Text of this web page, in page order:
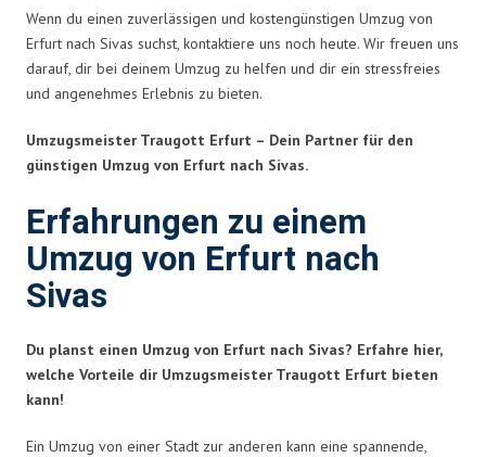
Wenn du einen zuverlässigen und kostengünstigen Umzug von
Erfurt nach Sivas suchst, kontaktiere uns noch heute. Wir freuen uns
darauf, dir bei deinem Umzug zu helfen und dir ein stressfreies
und angenehmes Erlebnis zu bieten.
Umzugsmeister Traugott Erfurt – Dein Partner für den
günstigen Umzug von Erfurt nach Sivas.
Erfahrungen zu einem
Umzug von Erfurt nach
Sivas
Du planst einen Umzug von Erfurt nach Sivas? Erfahre hier,
welche Vorteile dir Umzugsmeister Traugott Erfurt bieten
kann!
Ein Umzug von einer Stadt zur anderen kann eine spannende,